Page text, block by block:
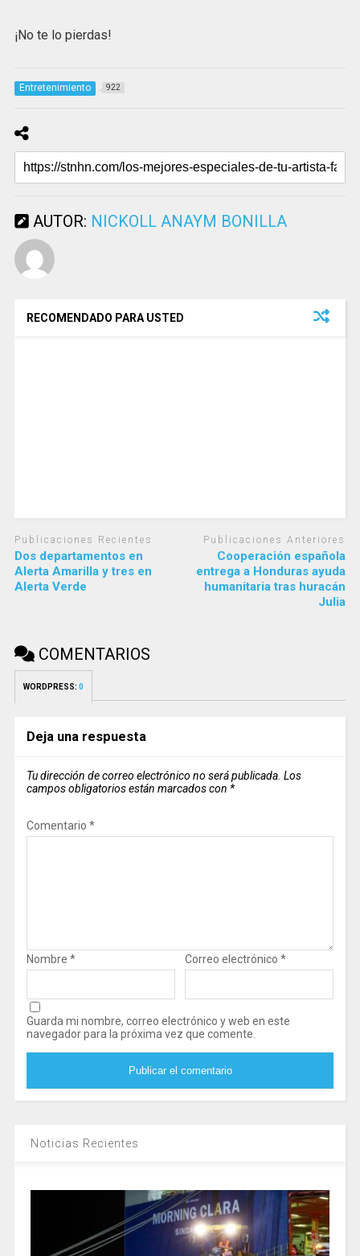
¡No te lo pierdas!
Entretenimiento 922
AUTOR: NICKOLL ANAYM BONILLA
RECOMENDADO PARA USTED
Publicaciones Recientes
Dos departamentos en
Alerta Amarilla y tres en
Alerta Verde
Publicaciones Anteriores
Cooperación española
entrega a Honduras ayuda
humanitaria tras huracán
Julia
COMENTARIOS
WORDPRESS: 0
Deja una respuesta
Tu dirección de correo electrónico no será publicada. Los
campos obligatorios están marcados con *
Comentario *
Nombre * Correo electrónico *
Guarda mi nombre, correo electrónico y web en este
navegador para la próxima vez que comente.
Noticias Recientes